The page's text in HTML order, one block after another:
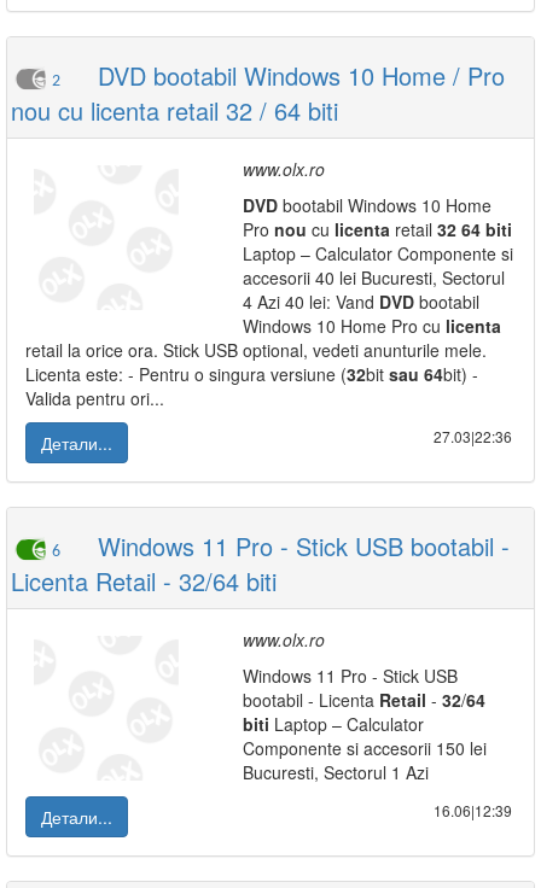
2
DVD bootabil Windows 10 Home / Pro
nou cu licenta retail 32 / 64 biti
www.olx.ro
DVD bootabil Windows 10 Home
Pro nou cu licenta retail 32 64 biti
Laptop – Calculator Componente si
accesorii 40 lei Bucuresti, Sectorul
4 Azi 40 lei: Vand DVD bootabil
Windows 10 Home Pro cu licenta
retail la orice ora. Stick USB optional, vedeti anunturile mele.
Licenta este: - Pentru o singura versiune (32bit sau 64bit) -
Valida pentru ori...
Детали...
27.03|22:36
6
Windows 11 Pro - Stick USB bootabil -
Licenta Retail - 32/64 biti
www.olx.ro
Windows 11 Pro - Stick USB
bootabil - Licenta Retail - 32/64
biti Laptop – Calculator
Componente si accesorii 150 lei
Bucuresti, Sectorul 1 Azi
Детали...
16.06|12:39